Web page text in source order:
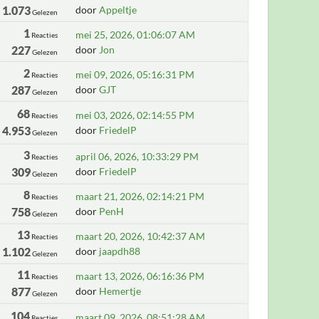
1.073Gelezen
doorAppeltje
1 Reacties
227Gelezen
mei 25, 2026, 01:06:07 AM
door Jon
2 Reacties
287Gelezen
mei 09, 2026, 05:16:31 PM
doorGJT
68 Reacties
4.953Gelezen
mei 03, 2026, 02:14:55 PM
door FriedelP
3 Reacties
309Gelezen
april 06, 2026, 10:33:29 PM
door FriedelP
8 Reacties
758Gelezen
maart 21, 2026, 02:14:21 PM
door PenH
13 Reacties
1.102Gelezen
maart 20, 2026, 10:42:37 AM
door jaapdh88
11 Reacties
877Gelezen
maart 13, 2026, 06:16:36 PM
door Hemertje
104